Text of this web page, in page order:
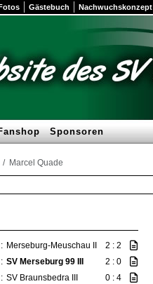
Gästebuch Nachwuchskonzept
Sponsoren
Marcel Quade
: Merseburg-Meuschau II
2 : 2
: SV Merseburg 99 III
2 : 0
: SV Braunsbedra III
0 : 4